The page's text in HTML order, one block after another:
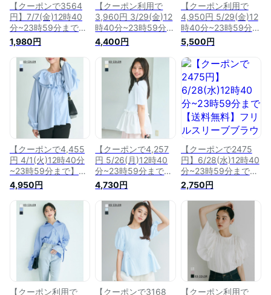
【クーポンで3564
円】7/7(金)12時40
分~23時59分まで
【送料無料】フリル
ネックレースブラウ
ス｜シワになりにく
い 半袖 フォーマル
オフィス オフィスカ
ジュアル ブラウス
フリルブラウス フリ
ル 2023SS【宅配
便】【2023SS】(予
約8月6日~10日or8
月21日~25日以内順
次発送)cpn
1,980円
【クーポン利用で
3,960円 3/29(金)12
時40分~23時59分ま
で】ティアードブラ
ウス｜トップス シワ
になりにくい ブラウ
ス ティアード シャ
ツ 体型カバー 細見
え 袖口ゴム 華やか
きれいめ きれいめブ
ラウス カジュアル
｜【宅配便】24SS
(予約4月26日~30日
以内順次発送) cpn
4,400円
【クーポン利用で
4,950円 5/29(金)12
時40分~23時59分ま
で】タックフレアシ
ャツ｜トップス シャ
ツ タックシャツ ブ
ラウス オフィス タ
ックブラウス 長袖
長袖トップス 肌見せ
上品 キレイめ オフ
ィス レディース 大
人 デート 春 【宅配
便】(予約6月6日~10
日以内順位発送) cpn
5,500円
【クーポンで4,455
円 4/1(火)12時40分
~23時59分まで】フ
リルカラーブラウス
｜ブラウス トップス
フレア フリル フリ
ルブラウス 重ね着
ベーシック 長袖 レ
イヤード 冷房対策
ダブルカラー カラー
ブラウス ｜【宅配
便】 (予約4月6日
~10日or5月21日~25
日以内順次発送)cpn
4,950円
【クーポンで4,257
円 5/26(月)12時40
分~23時59分まで】
ペプラムドッキング
トップス｜レディー
ス トップス 半袖 ペ
プラム フレア ブラ
ウス フォーマル タ
ック オフィス【宅配
便】(一部予約7月6
日~10日以内順次発
送)cpn
4,730円
【クーポンで2475
円】6/28(水)12時40
分~23時59分まで
【送料無料】フリル
スリーブブラウス｜
フレアスリーブ ブラ
ウス トップス シン
プル レディース オ
フィスブラウス オフ
ィス 綺麗め 夏
2023SS【宅配便】
【2023SS】(予約8
月11日~15日以内順
次発送)cpn
2,750円
【クーポン利用で
【クーポンで3168
【クーポン利用で